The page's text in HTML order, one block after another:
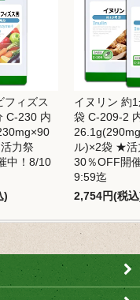
フィズス
C-230 内
力祭
中！8/10
)
イヌリン 約
袋 C-209-2
ル)×2袋 ★活
30％OFF開
9:59迄
2,754円(税